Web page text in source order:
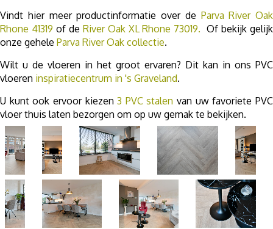
Vindt hier meer productinformatie over de Parva River Oak
Rhone 41319 of de River Oak XL Rhone 73019. Of bekijk gelijk
onze gehele Parva River Oak collectie.
Wilt u de vloeren in het groot ervaren? Dit kan in ons PVC
vloeren inspiratiecentrum in 's Graveland.
U kunt ook ervoor kiezen 3 PVC stalen van uw favoriete PVC
vloer thuis laten bezorgen om op uw gemak te bekijken.